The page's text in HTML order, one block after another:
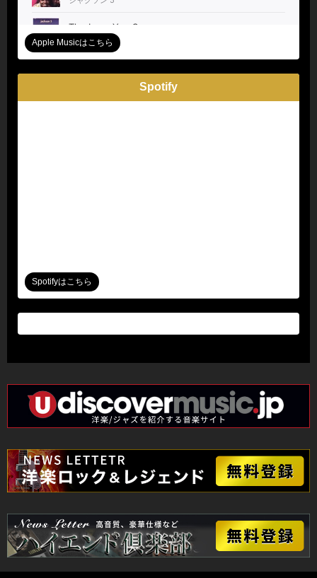
Apple Musicはこちら
Spotify
Spotifyはこちら